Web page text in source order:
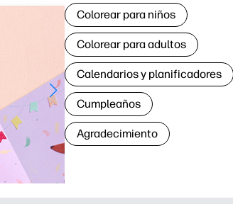
Colorear para niños
Colorear para adultos
Calendarios y planificadores
Cumpleaños
Agradecimiento